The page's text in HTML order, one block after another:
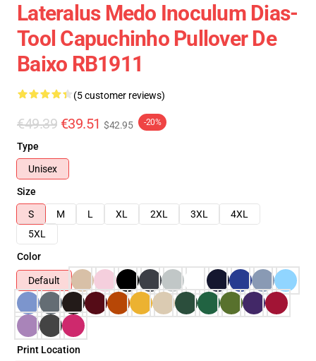
Lateralus Medo Inoculum Dias-
Tool Capuchinho Pullover De
Baixo RB1911
(5 customer reviews)
€49.39 €39.51 $42.95 -20%
Type
Unisex
Size
S
M L XL 2XL 3XL
4XL
5XL
Color
Default
Print Location